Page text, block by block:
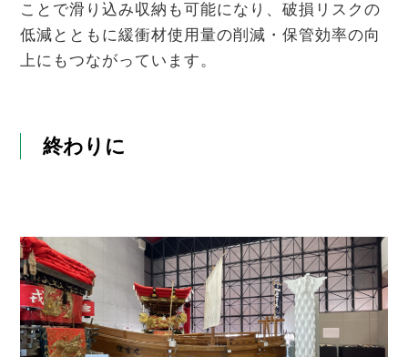
ことで滑り込み収納も可能になり、破損リスクの
低減とともに緩衝材使用量の削減・保管効率の向
上にもつながっています。
終わりに